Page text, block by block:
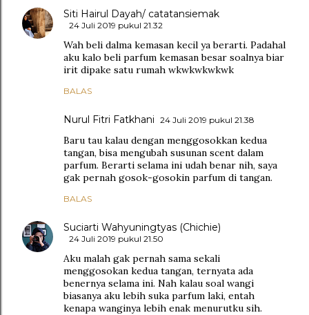
Siti Hairul Dayah/ catatansiemak
24 Juli 2019 pukul 21.32
Wah beli dalma kemasan kecil ya berarti. Padahal
aku kalo beli parfum kemasan besar soalnya biar
irit dipake satu rumah wkwkwkwkwk
BALAS
Nurul Fitri Fatkhani 24 Juli 2019 pukul 21.38
Baru tau kalau dengan menggosokkan kedua
tangan, bisa mengubah susunan scent dalam
parfum. Berarti selama ini udah benar nih, saya
gak pernah gosok-gosokin parfum di tangan.
BALAS
Suciarti Wahyuningtyas (Chichie)
24 Juli 2019 pukul 21.50
Aku malah gak pernah sama sekali
menggosokan kedua tangan, ternyata ada
benernya selama ini. Nah kalau soal wangi
biasanya aku lebih suka parfum laki, entah
kenapa wanginya lebih enak menurutku sih.